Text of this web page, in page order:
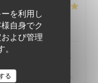
を利用し
自身でク
よび管理
る
:5 /5 品質-価格
terrasse entre les
plats étaient bien
Willy et toute l'équipe.